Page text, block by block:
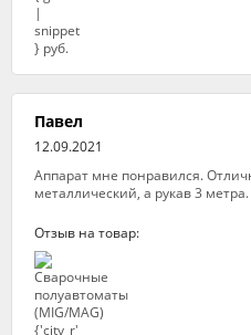
Павел
12.09.2021
Аппарат мне понравился.
металлический, а рукав 3
Отзыв на товар: